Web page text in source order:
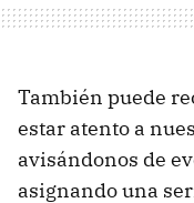
También puede
estar atento a
avisándonos de
asignando una